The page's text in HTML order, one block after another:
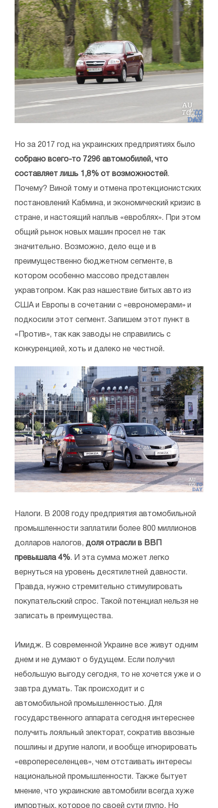
Но за 2017 год на украинских предприятиях было
собрано всего-то 7296 автомобилей, что
составляет лишь 1,8% от возможностей .
Почему? Виной тому и отмена протекционистских
постановлений Кабмина, и экономический кризис в
стране, и настоящий наплыв «евроблях». При этом
общий рынок новых машин просел не так
значительно. Возможно, дело еще и в
преимущественно бюджетном сегменте, в
котором особенно массово представлен
укравтопром. Как раз нашествие битых авто из
США и Европы в сочетании с «еврономерами» и
подкосили этот сегмент. Запишем этот пункт в
«Против», так как заводы не справились с
конкуренцией, хоть и далеко не честной.
Налоги. В 2008 году предприятия автомобильной
промышленности заплатили более 800 миллионов
долларов налогов, доля отрасли в ВВП
превышала 4%. И эта сумма может легко
вернуться на уровень десятилетней давности.
Правда, нужно стремительно стимулировать
покупательский спрос. Такой потенциал нельзя не
записать в преимущества.
Имидж. В современной Украине все живут одним
днем и не думают о будущем. Если получил
небольшую выгоду сегодня, то не хочется уже и о
завтра думать. Так происходит и с
автомобильной промышленностью. Для
государственного аппарата сегодня интереснее
получить лояльный электорат, сократив ввозные
пошлины и другие налоги, и вообще игнорировать
«европереселенцев», чем отстаивать интересы
национальной промышленности. Также бытует
мнение, что украинские автомобили всегда хуже
импортных, которое по своей сути глупо. Но